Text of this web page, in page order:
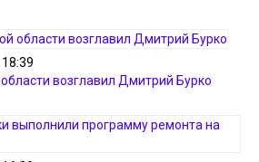
возглавил Дмитрий Бурко